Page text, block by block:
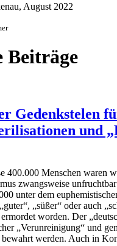
August 2022
Beiträge
Gedenkstelen
und
400.000 Menschen waren
zwangsweise
unter dem
„süßer“ oder auch
worden. Der
„Verunreinigung“ und
bewahrt werden. Auch in